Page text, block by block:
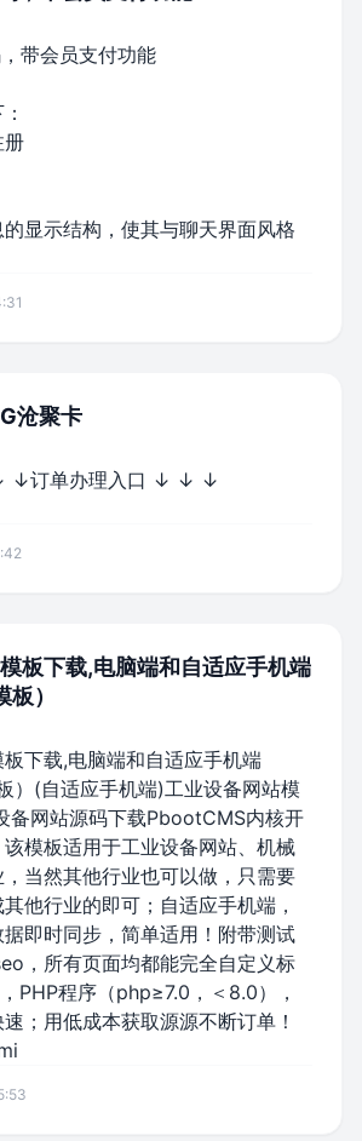
带会员支付功能
册
示结构，使其与聊天界面风格
沧聚卡
↓订单办理入口 ↓ ↓ ↓
板下载,电脑端和自适应手机端
）
下载,电脑端和自适应手机端
）(自适应手机端)工业设备网站模
备网站源码下载PbootCMS内核开
模板适用于工业设备网站、机械
当然其他行业也可以做，只需要
他行业的即可；自适应手机端，
即时同步，简单适用！附带测试
，所有页面均都能完全自定义标
PHP程序（php≥7.0，＜8.0），
；用低成本获取源源不断订单！